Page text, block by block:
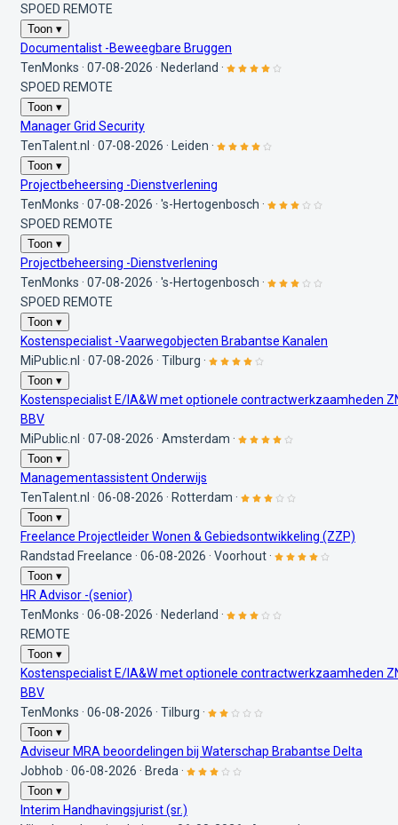
SPOED REMOTE
Toon ▾
Documentalist -Beweegbare Bruggen
TenMonks · 07-08-2026 · Nederland ·
SPOED REMOTE
Toon ▾
Manager Grid Security
TenTalent.nl · 07-08-2026 · Leiden ·
Toon ▾
Projectbeheersing -Dienstverlening
TenMonks · 07-08-2026 · 's-Hertogenbosch ·
SPOED REMOTE
Toon ▾
Projectbeheersing -Dienstverlening
TenMonks · 07-08-2026 · 's-Hertogenbosch ·
SPOED REMOTE
Toon ▾
Kostenspecialist -Vaarwegobjecten Brabantse Kanalen
MiPublic.nl · 07-08-2026 · Tilburg ·
Toon ▾
Kostenspecialist E/IA&W met optionele contractwerkzaamheden
BBV
MiPublic.nl · 07-08-2026 · Amsterdam ·
Toon ▾
Managementassistent Onderwijs
TenTalent.nl · 06-08-2026 · Rotterdam ·
Toon ▾
Freelance Projectleider Wonen & Gebiedsontwikkeling (ZZP)
Randstad Freelance · 06-08-2026 · Voorhout ·
Toon ▾
HR Advisor -(senior)
TenMonks · 06-08-2026 · Nederland ·
REMOTE
Toon ▾
Kostenspecialist E/IA&W met optionele contractwerkzaamheden
BBV
TenMonks · 06-08-2026 · Tilburg ·
Toon ▾
Adviseur MRA beoordelingen bij Waterschap Brabantse Delta
Jobhob · 06-08-2026 · Breda ·
Toon ▾
Interim Handhavingsjurist (sr.)